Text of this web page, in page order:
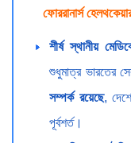
ফোররানার্স
শীর্ষ স্থানীয়
শুধুমাত্র ভারতের
সম্পর্ক রয়েছে,
পূর্বশর্ত।